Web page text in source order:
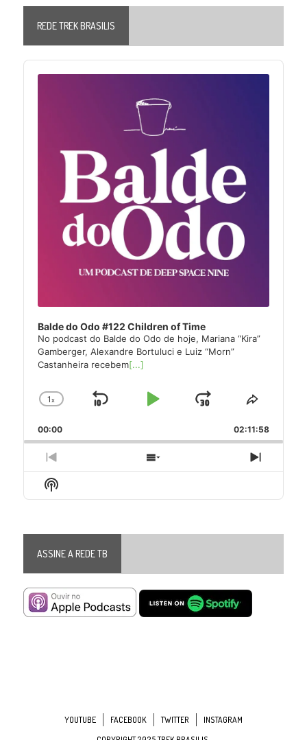
REDE TREK BRASILIS
Audio
Player
Balde do Odo #122 Children of Time
No podcast do Balde do Odo de hoje, Mariana “Kira”
Gamberger, Alexandre Bortuluci e Luiz “Morn”
Castanheira recebem[...]
Change
Rate
1x
Skip
Play
Jump
Forward
Share
Episode
00:00 02:11:58
Previous
Episode
Show
Episodes
Next
Episode
Show
Podcast
ASSINE A REDE TB
YOUTUBE FACEBOOK TWITTER
INSTAGRAM